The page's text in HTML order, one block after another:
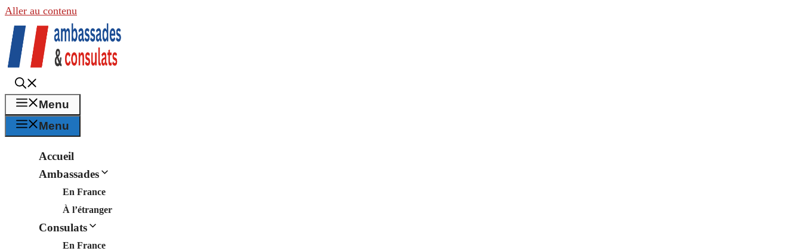
Aller au contenu
Menu
Menu
Accueil
Ambassades
En France
À l’étranger
Consulats
En France